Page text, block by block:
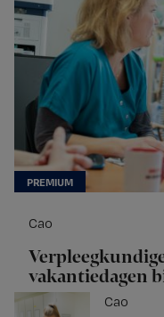
Cao
vakantiedagen
Cao